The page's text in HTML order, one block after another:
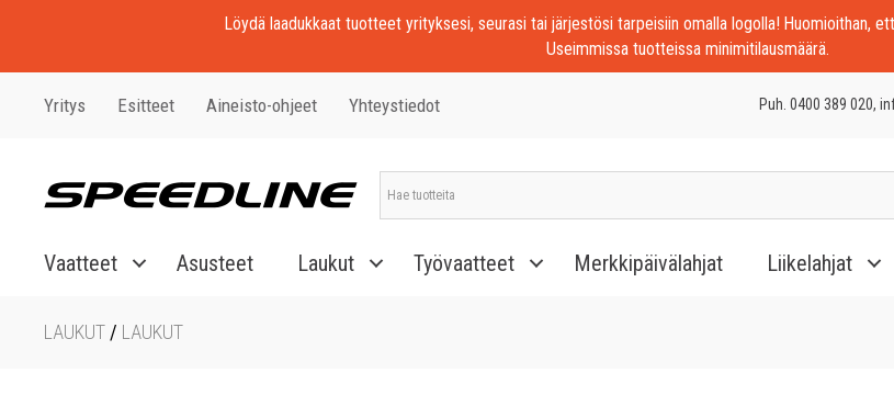
Löydä laadukkaat tuotteet yrityksesi, seurasi tai järjestösi tarpeisiin omalla logolla! Huomioithan,
Useimmissa tuotteissa minimitilausmäärä.
Yritys Esitteet Aineisto-ohjeet Yhteystiedot Puh. 0400 389 020,
Vaatteet Asusteet Laukut Työvaatteet Merkkipäivälahjat Liikelahjat
LAUKUT / LAUKUT